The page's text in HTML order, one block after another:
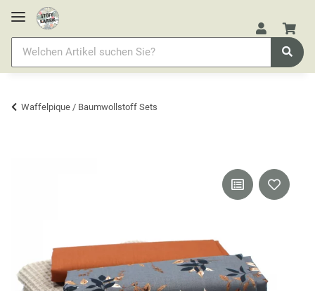
Waffelpique / Baumwollstoff Sets